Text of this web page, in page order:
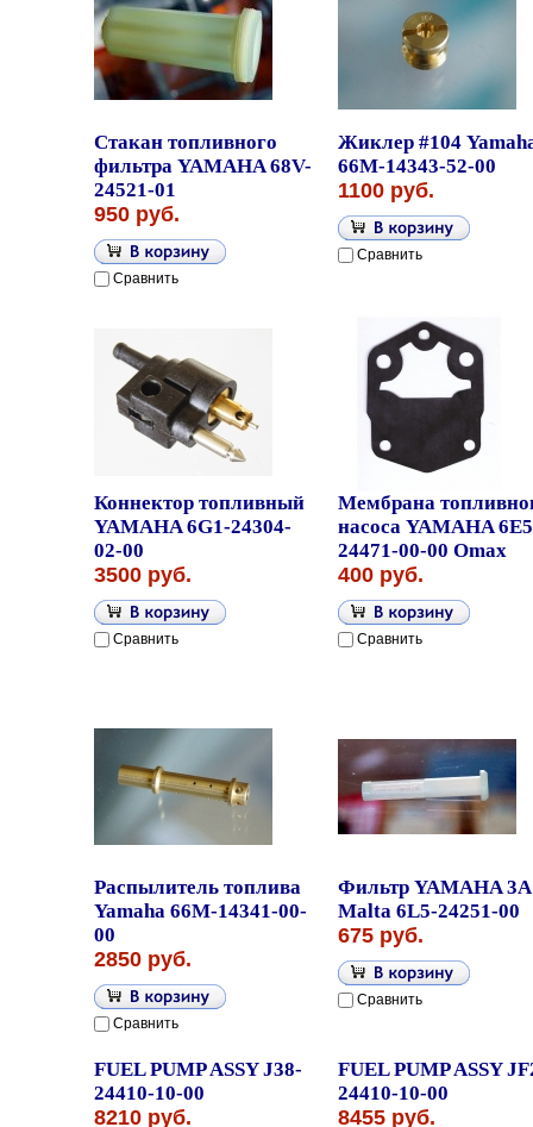
Стакан топливного
фильтра YAMAHA 68V-
24521-01
950 руб.
Сравнить
Жиклер #104
66M-14343-52-00
1100 руб.
Сравнить
Коннектор топливный
YAMAHA 6G1-24304-
02-00
3500 руб.
Сравнить
Мембрана
насоса YAMAHA
24471-00-00 Omax
400 руб.
Сравнить
Распылитель топлива
Yamaha 66M-14341-00-
00
2850 руб.
Сравнить
Фильтр YAMAHA 3A
Malta 6L5-24251-00
675 руб.
Сравнить
FUEL PUMP ASSY J38-
24410-10-00
8210 руб.
FUEL PUMP ASSY
24410-10-00
8455 руб.